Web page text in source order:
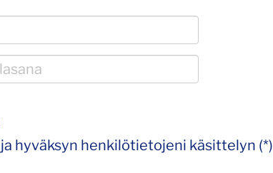
ja hyväksyn henkilötietojeni käsittelyn (*)